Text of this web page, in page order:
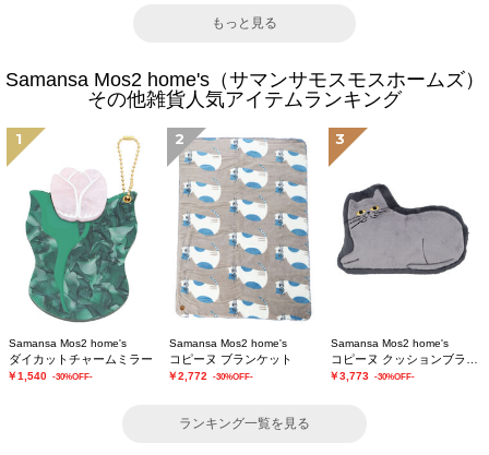
もっと見る
Samansa Mos2 home's（サマンサモスモスホームズ）
その他雑貨人気アイテムランキング
1
Samansa Mos2 home's
ダイカットチャームミラー
￥1,540 -30%OFF-
2
Samansa Mos2 home's
コピーヌ ブランケット
￥2,772 -30%OFF-
3
Samansa Mos2 home's
￥3,773 -30%OFF-
ランキング一覧を見る